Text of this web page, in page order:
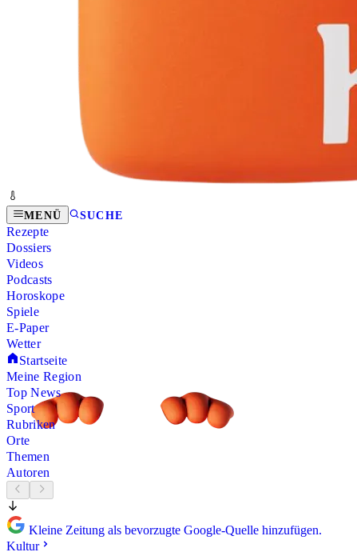
MENÜ SUCHE
Rezepte
Dossiers
Videos
Podcasts
Horoskope
Spiele
E-Paper
Wetter
Startseite
Meine Region
Top News
Sport
Rubriken
Orte
Themen
Autoren
Kleine Zeitung als bevorzugte Google-Quelle hinzufügen.
Kultur